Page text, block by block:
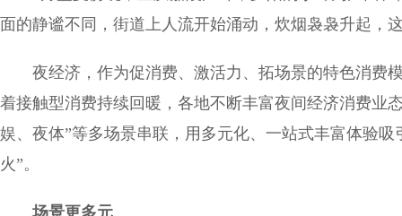
面的静谧不同，街道上人流开始涌动，炊烟袅袅升起，
夜经济，作为促消费、激活力、拓场景的特色消费
着接触型消费持续回暖，各地不断丰富夜间经济消费业
娱、夜体”等多场景串联，用多元化、一站式丰富体验
火”。
场景更多元